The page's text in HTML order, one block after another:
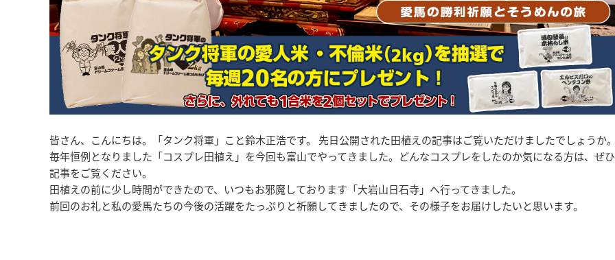
皆さん、こんにちは。「タンク将軍」こと鈴木正浩です。 先日公開された田植えの記事はご覧いただけましたでしょうか
毎年恒例となりました「コスプレ田植え」を今回も富山でやってきました。どんなコスプレをしたのか気になる方は、ぜひ
記事をご覧ください。
田植えの前に少し時間ができたので、いつもお邪魔しております「大岩山日石寺」へ行ってきました。
前回のお礼と私の愛馬たちの今後の活躍をたっぷりと祈願してきましたので、その様子をお届けしたいと思います。